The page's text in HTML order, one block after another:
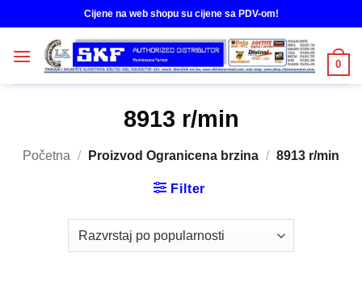
to
content
Cijene na web shopu su cijene sa PDV-om!
0
8913 r/min
Početna / Proizvod Ogranicena brzina / 8913 r/min
Filter